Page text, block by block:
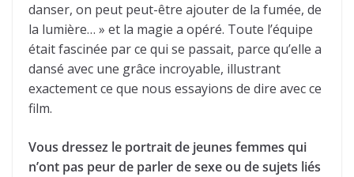
danser, on peut peut-être ajouter de la fumée, de
la lumière… » et la magie a opéré. Toute l’équipe
était fascinée par ce qui se passait, parce qu’elle a
dansé avec une grâce incroyable, illustrant
exactement ce que nous essayions de dire avec ce
film.
Vous dressez le portrait de jeunes femmes qui
n’ont pas peur de parler de sexe ou de sujets liés